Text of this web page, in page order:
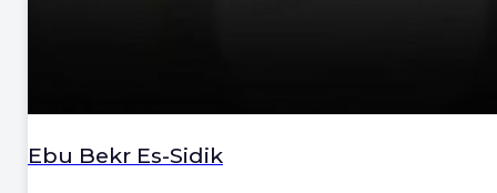
Ebu Bekr Es-Sidik